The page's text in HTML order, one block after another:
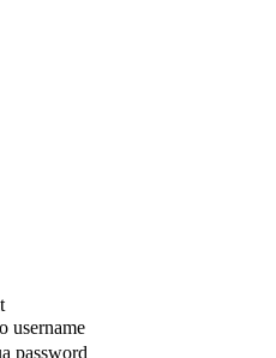
username
password